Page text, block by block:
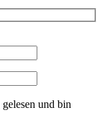
gelesen und bin